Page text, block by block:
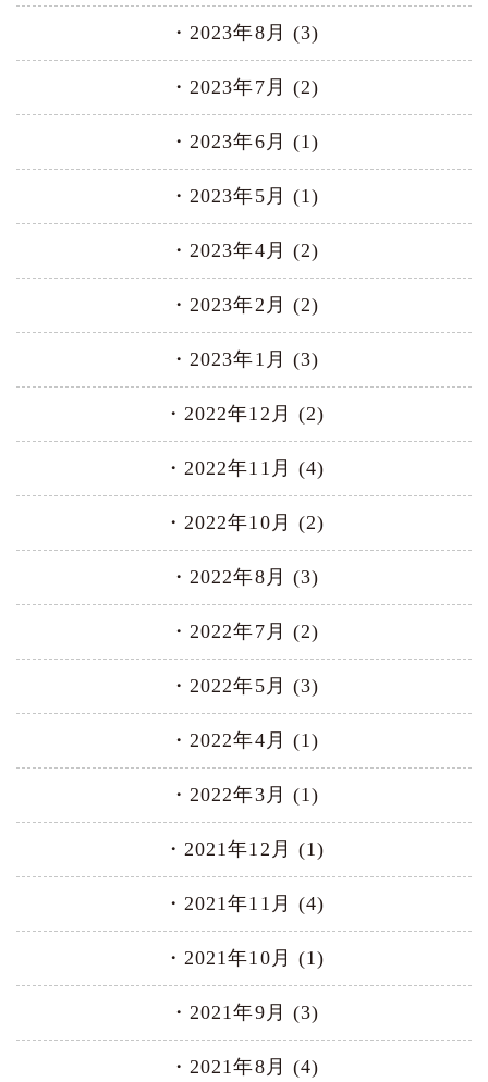
2023年8月 (3)
2023年7月 (2)
2023年6月 (1)
2023年5月 (1)
2023年4月 (2)
2023年2月 (2)
2023年1月 (3)
2022年12月 (2)
2022年11月 (4)
2022年10月 (2)
2022年8月 (3)
2022年7月 (2)
2022年5月 (3)
2022年4月 (1)
2022年3月 (1)
2021年12月 (1)
2021年11月 (4)
2021年10月 (1)
2021年9月 (3)
2021年8月 (4)